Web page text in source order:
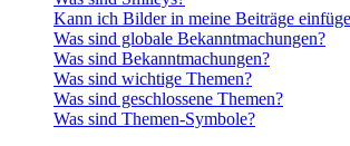
Kann ich Bilder in meine Beiträge
Was sind globale Bekanntmachungen?
Was sind Bekanntmachungen?
Was sind wichtige Themen?
Was sind geschlossene Themen?
Was sind Themen-Symbole?